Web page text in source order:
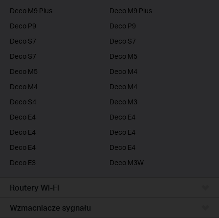
Deco M9 Plus
Deco M9 Plus
Deco P9
Deco P9
Deco S7
Deco S7
Deco S7
Deco M5
Deco M5
Deco M4
Deco M4
Deco M4
Deco S4
Deco M3
Deco E4
Deco E4
Deco E4
Deco E4
Deco E4
Deco E4
Deco E3
Deco M3W
Routery Wi-Fi
Wzmacniacze sygnału